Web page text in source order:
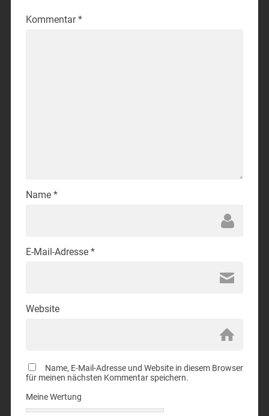
Kommentar*
Name *
E-Mail-Adresse *
Website
Name, E-Mail-Adresse und Website in diesem Browser
für meinen nächsten Kommentar speichern.
Meine Wertung